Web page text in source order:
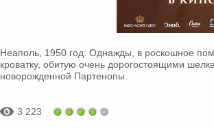
Неаполь, 1950 год. Однажды, в роскошное
кроватку, обитую очень дорогостоящими
новорожденной Партенопы.
3 223